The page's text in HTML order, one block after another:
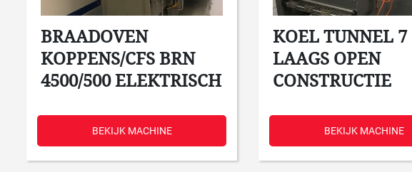
BRAADOVEN
KOPPENS/CFS BRN
4500/500 ELEKTRISCH
BEKIJK MACHINE
KOEL TUNNEL 7
LAAGS OPEN
CONSTRUCTIE
BEKIJK MACHINE